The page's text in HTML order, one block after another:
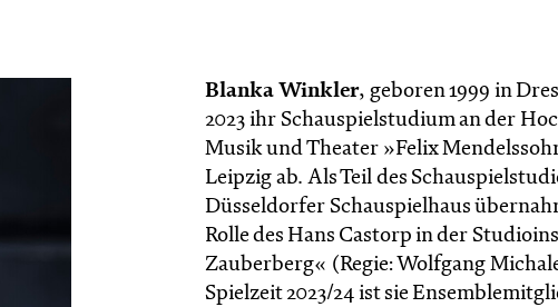
Blanka Winkler, geboren 1999 in
2023 ihr Schauspielstudium an der
Musik und Theater »Felix
Leipzig ab. Als Teil des
Düsseldorfer Schauspielhaus
Rolle des Hans Castorp in der
Zauberberg« (Regie: Wolfgang
Spielzeit 2023/24 ist sie